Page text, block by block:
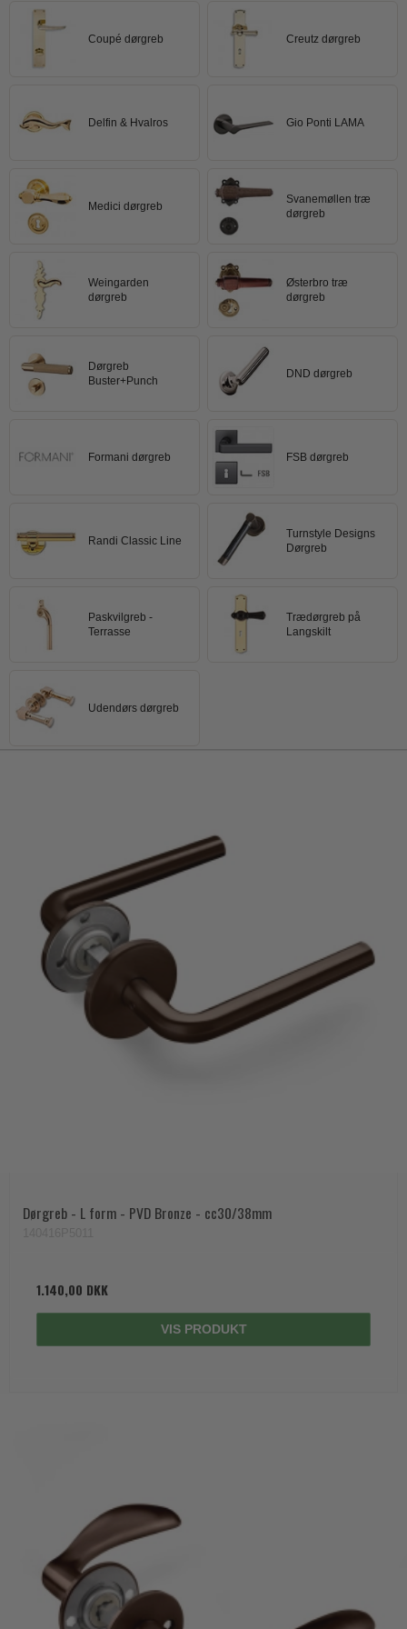
Trædørgreb på Langskilt
Udendørs dørgreb
Coupé dørgreb Creutz dørgreb
Delfin & Hvalros Gio Ponti LAMA
Medici dørgreb
Svanemøllen træ
dørgreb
Weingarden
dørgreb
Østerbro træ
dørgreb
Dørgreb
Buster+Punch
DND dørgreb
Formani dørgreb FSB dørgreb
Randi Classic Line
Turnstyle Designs
Dørgreb
Paskvilgreb -
Terrasse
Trædørgreb på
Langskilt
Udendørs dørgreb
Dørgreb - L form - PVD Bronze - cc30/38mm
1.140,00 DKK
VIS PRODUKT